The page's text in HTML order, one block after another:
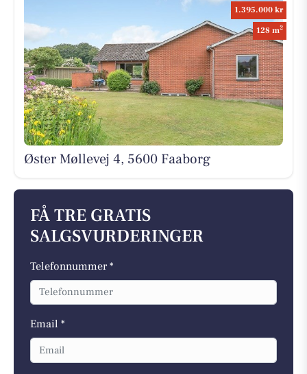
1.395.000 kr
128 m2
Øster Møllevej 4, 5600 Faaborg
FÅ TRE GRATIS
SALGSVURDERINGER
Telefonnummer *
Email *